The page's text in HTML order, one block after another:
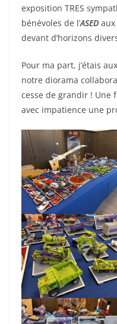
exposition TRES
bénévoles de l’ASED
devant d’horizons
Pour ma part, j’étais
notre diorama
cesse de grandir ! Une
avec impatience une